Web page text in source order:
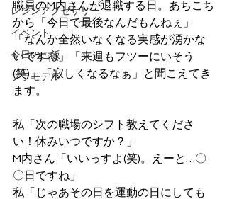
レジンアクセサリー
イベント
今日のご飯
プラモデル
職員のM内さんが退職する日。あちこち
から「今日で最後なんだもんねぇ」
「なんか全然いなくなる実感が湧かな
いですね」「来週もフツーにいそう
(笑)」「寂しくなるなぁ」と聞こえてき
ます。
私「次の職場のシフト教えてくださ
い！休みいつですか？」
M内さん「いいっすよ(笑)。えーと…〇
〇日ですね」
私「じゃあその日を運動の日にしても